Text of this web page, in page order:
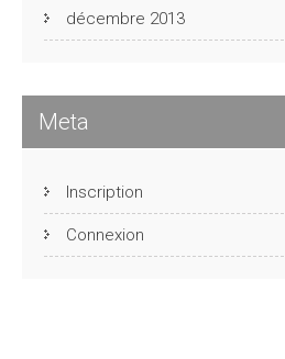
décembre 2013
Meta
Inscription
Connexion